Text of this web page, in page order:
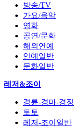
방송/TV
가요/음악
영화
공연/문화
해외연예
연예일반
문화일반
레저&조이
경륜-경마-경정
토토
레저-조이일반